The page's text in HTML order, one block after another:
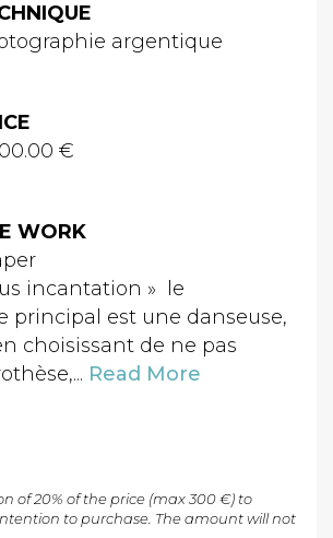
argentique
€
WORK
incantation » le
principal est une danseuse,
choisissant de ne pas
Read More
of 20% of the price (max 300 €) to
to purchase. The amount will not